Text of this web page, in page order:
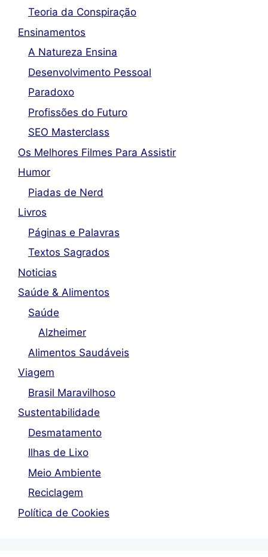
Teoria da Conspiração
Ensinamentos
A Natureza Ensina
Desenvolvimento Pessoal
Paradoxo
Profissões do Futuro
SEO Masterclass
Os Melhores Filmes Para Assistir
Humor
Piadas de Nerd
Livros
Páginas e Palavras
Textos Sagrados
Noticias
Saúde & Alimentos
Saúde
Alzheimer
Alimentos Saudáveis
Viagem
Brasil Maravilhoso
Sustentabilidade
Desmatamento
Ilhas de Lixo
Meio Ambiente
Reciclagem
Política de Cookies